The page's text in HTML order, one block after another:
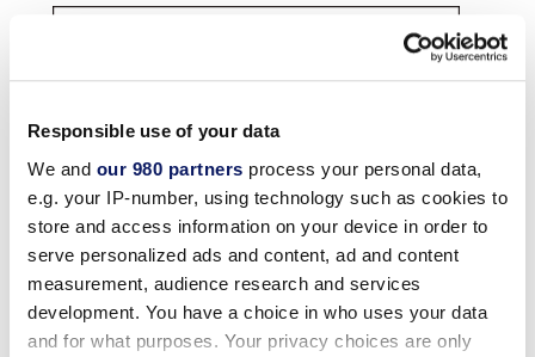
Responsible use of your data
We and our 980 partners process your personal data,
e.g. your IP-number, using technology such as cookies to
store and access information on your device in order to
serve personalized ads and content, ad and content
measurement, audience research and services
development. You have a choice in who uses your data
and for what purposes. Your privacy choices are only